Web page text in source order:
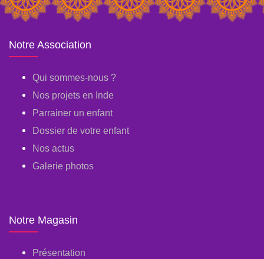
Notre Association
Qui sommes-nous ?
Nos projets en Inde
Parrainer un enfant
Dossier de votre enfant
Nos actus
Galerie photos
Notre Magasin
Présentation